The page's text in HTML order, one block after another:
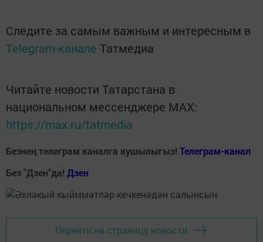
Следите за самым важным и интересным в
Telegram-канале Татмедиа
Читайте новости Татарстана в
национальном мессенджере MАХ:
https://max.ru/tatmedia
Безнең телеграм каналга кушылыгыз! Телеграм-канал
Без "Дзен"да! Дзен
Перейти на страницу новости